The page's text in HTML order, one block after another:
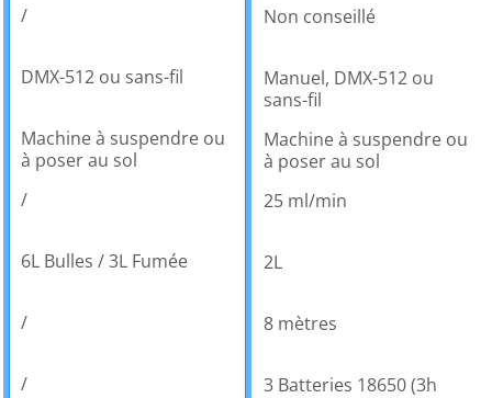
/
DMX-512 ou sans-fil
Machine à suspendre ou
à poser au sol
/
6L Bulles / 3L Fumée
/
/
Non conseillé
Manuel, DMX-512 ou
sans-fil
Machine à suspendre ou
à poser au sol
25 ml/min
2L
8 mètres
3 Batteries 18650 (3h